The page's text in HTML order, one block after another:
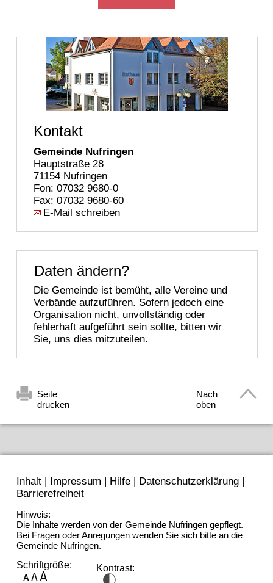
Kontakt
Gemeinde Nufringen
Hauptstraße 28
71154 Nufringen
Fon: 07032 9680-0
Fax: 07032 9680-60
E-Mail schreiben
Daten ändern?
Die Gemeinde ist bemüht, alle Vereine und
Verbände aufzuführen. Sofern jedoch eine
Organisation nicht, unvollständig oder
fehlerhaft aufgeführt sein sollte, bitten wir
Sie, uns dies mitzuteilen.
Seite
drucken
Nach
oben
Inhalt| Impressum | Hilfe| Datenschutzerklärung|
Barrierefreiheit
Hinweis:
Die Inhalte werden von der Gemeinde Nufringen gepflegt.
Bei Fragen oder Anregungen wenden Sie sich bitte an die
Gemeinde Nufringen.
Schriftgröße:
Kontrast: